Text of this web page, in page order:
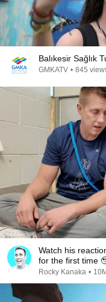
Balıkesir Sağlık
GMKATV • 845
Watch his
for the first time
Rocky Kanaka •